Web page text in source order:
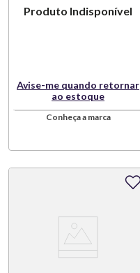
Produto Indisponível
Avise-me quando retornar
ao estoque
Conheça a marca